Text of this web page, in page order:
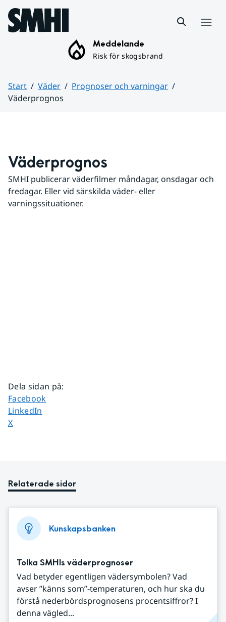
Hoppa till sidans innehåll
Meddelande
Risk för skogsbrand
Start Väder
Prognoser och varningar
Väderprognos
Väderprognos
SMHI publicerar väderfilmer måndagar, onsdagar och
fredagar. Eller vid särskilda väder- eller
varningssituationer.
Dela sidan på:
Dela sidan på
Facebook
Dela sidan på
LinkedIn
Dela sidan på
X
Relaterade sidor
Kunskapsbanken
Tolka SMHIs väderprognoser
Vad betyder egentligen vädersymbolen? Vad
avser ”känns som”-temperaturen, och hur ska du
förstå nederbördsprognosens procentsiffror? I
denna vägled...